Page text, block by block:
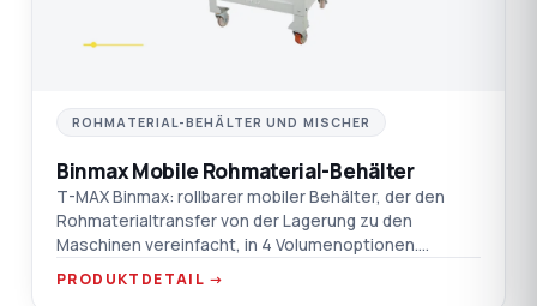
ROHMATERIAL-BEHÄLTER UND MISCHER
Binmax Mobile Rohmaterial-Behälter
T-MAX Binmax: rollbarer mobiler Behälter, der den
Rohmaterialtransfer von der Lagerung zu den
Maschinen vereinfacht, in 4 Volumenoptionen.
Verchromt / Aluminium / AISI 304 SST
PRODUKTDETAIL →